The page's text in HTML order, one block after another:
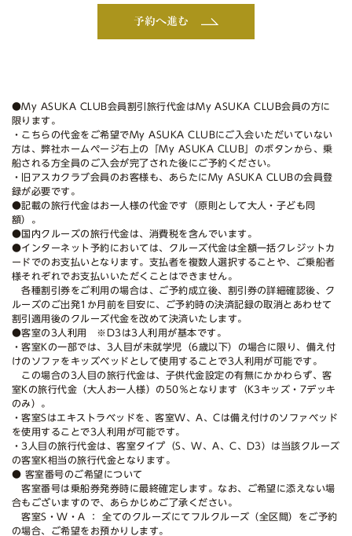
予約へ進む
●My ASUKA CLUB会員割引旅行代金はMy ASUKA CLUB会員の方に
限ります。
・こちらの代金をご希望でMy ASUKA CLUBにご入会いただいていない
方は、弊社ホームページ右上の「My ASUKA CLUB」のボタンから、乗
船される方全員のご入会が完了された後にご予約ください。
・旧アスカクラブ会員のお客様も、あらたにMy ASUKA CLUBの会員登
録が必要です。
●記載の旅行代金はお一人様の代金です（原則として大人・子ども同
額）。
●国内クルーズの旅行代金は、消費税を含んでいます。
●インターネット予約においては、クルーズ代金は全額一括クレジットカ
ードでのお支払いとなります。支払者を複数人選択することや、ご乗船者
様それぞれでお支払いいただくことはできません。
各種割引券をご利用の場合は、ご予約成立後、割引券の詳細確認後、ク
ルーズのご出発1か月前を目安に、ご予約時の決済記録の取消とあわせて
割引適用後のクルーズ代金を改めて決済いたします。
●客室の3人利用 ※D3は3人利用が基本です。
・客室Kの一部では、3人目が未就学児（6歳以下）の場合に限り、備え付
けのソファをキッズベッドとして使用することで3人利用が可能です。
この場合の3人目の旅行代金は、子供代金設定の有無にかかわらず、客
室Kの旅行代金（大人お一人様）の50％となります（K3キッズ・7デッキ
のみ）。
・客室Sはエキストラベッドを、客室W、A、Cは備え付けのソファベッド
を使用することで3人利用が可能です。
・3人目の旅行代金は、客室タイプ（S、W、A、C、D3）は当該クルーズ
の客室K相当の旅行代金となります。
● 客室番号のご希望について
客室番号は乗船券発券時に最終確定します。なお、ご希望に添えない場
合もございますので、あらかじめご了承ください。
客室S・W・A ： 全てのクルーズにてフルクルーズ（全区間）をご予約
の場合、ご希望をお預かりします。